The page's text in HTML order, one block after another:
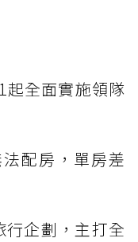
全面實施領隊
配房，單房差
行企劃，主打全